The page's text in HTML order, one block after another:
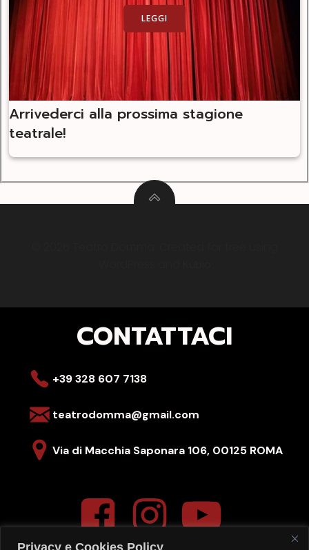
Privacy e Cookies Policy
LEGGI
Arrivederci alla prossima stagione
teatrale!
CONTATTACI
+39 328 607 7138
teatrodomma@gmail.com
Via di Macchia Saponara 106, 00125 ROMA